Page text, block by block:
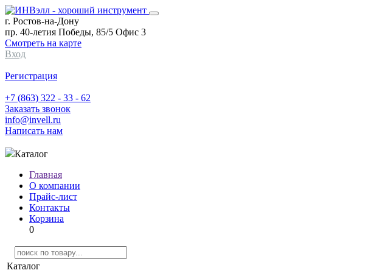
г. Ростов-на-Дону
пр. 40-летия Победы, 85/5 Офис 3
Смотреть на карте
Вход
Регистрация
+7 (863) 322 - 33 - 62
Заказать звонок
info@invell.ru
Написать нам
Каталог
Главная
О компании
Прайс-лист
Контакты
Корзина
0
Каталог